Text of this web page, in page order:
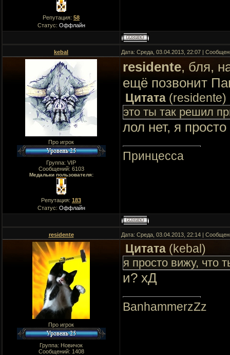
Репутация: 58
Статус: Оффлайн
kebal Дата: Среда, 03.04.2013, 22:07 |
Про игрок
Группа: VIP
Сообщений: 6103
Медальки пользователя:
Репутация: 183
Статус: Оффлайн
residente, бля,
ещё позвонит
Цитата (residente)
это ты так решил
лол нет, я
Принцесса
residente Дата: Среда, 03.04.2013, 22:14 |
Про игрок
Группа: Новичок
Сообщений: 1408
Цитата (kebal)
я просто вижу, что
и? хД
BanhammerzZz